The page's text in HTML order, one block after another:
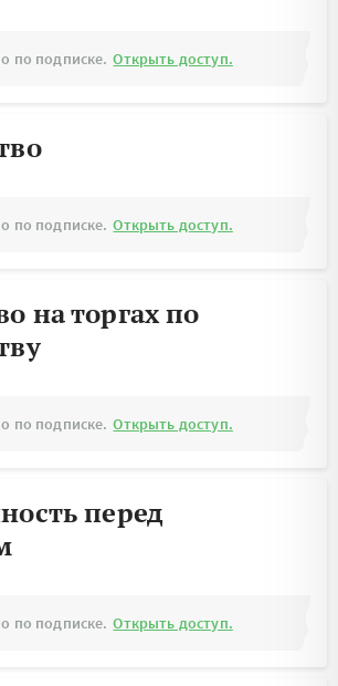
по подписке. Открыть доступ.
по подписке. Открыть доступ.
на торгах по
по подписке. Открыть доступ.
перед
по подписке. Открыть доступ.